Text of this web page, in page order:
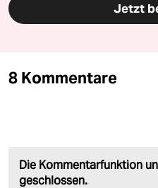
Jetzt
8 Kommentare
Die Kommentarfunktion
geschlossen.